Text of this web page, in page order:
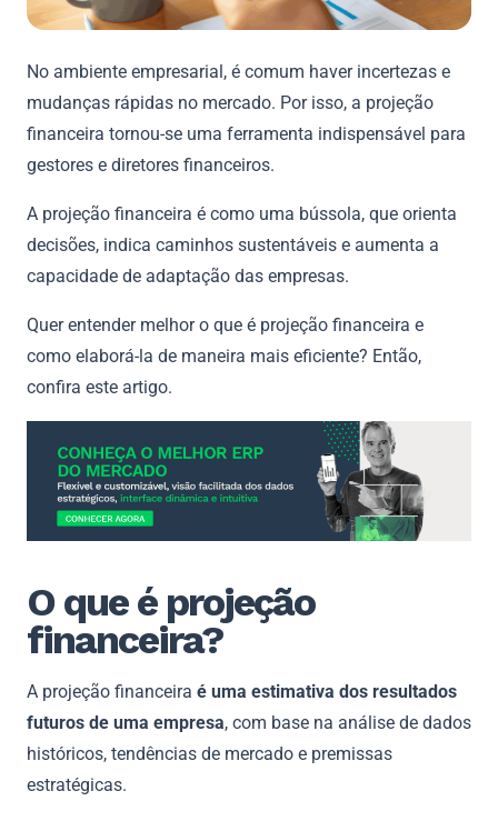
No ambiente empresarial, é comum haver incertezas e
mudanças rápidas no mercado. Por isso, a projeção
financeira tornou-se uma ferramenta indispensável para
gestores e diretores financeiros.
A projeção financeira é como uma bússola, que orienta
decisões, indica caminhos sustentáveis e aumenta a
capacidade de adaptação das empresas.
Quer entender melhor o que é projeção financeira e
como elaborá-la de maneira mais eficiente? Então,
confira este artigo.
O que é projeção
financeira?
A projeção financeira é uma estimativa dos resultados
futuros de uma empresa, com base na análise de dados
históricos, tendências de mercado e premissas
estratégicas.